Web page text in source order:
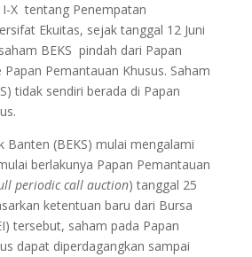
X tentang Penempatan
Ekuitas, sejak tanggal 12 Juni
BEKS pindah dari Papan
Pemantauan Khusus. Saham
tidak sendiri berada di Papan
Banten (BEKS) mulai mengalami
berlakunya Papan Pemantauan
periodic call auction) tanggal 25
ketentuan baru dari Bursa
tersebut, saham pada Papan
dapat diperdagangkan sampai